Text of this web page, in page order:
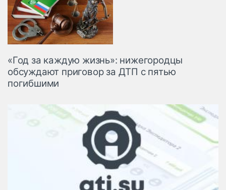
«Год за каждую жизнь»: нижегородцы
обсуждают приговор за ДТП с пятью
погибшими